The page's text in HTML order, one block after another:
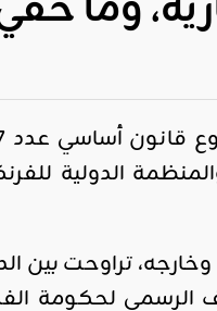
التونسية والمنظمة
تراوحت بين
الرسمي لحكومة